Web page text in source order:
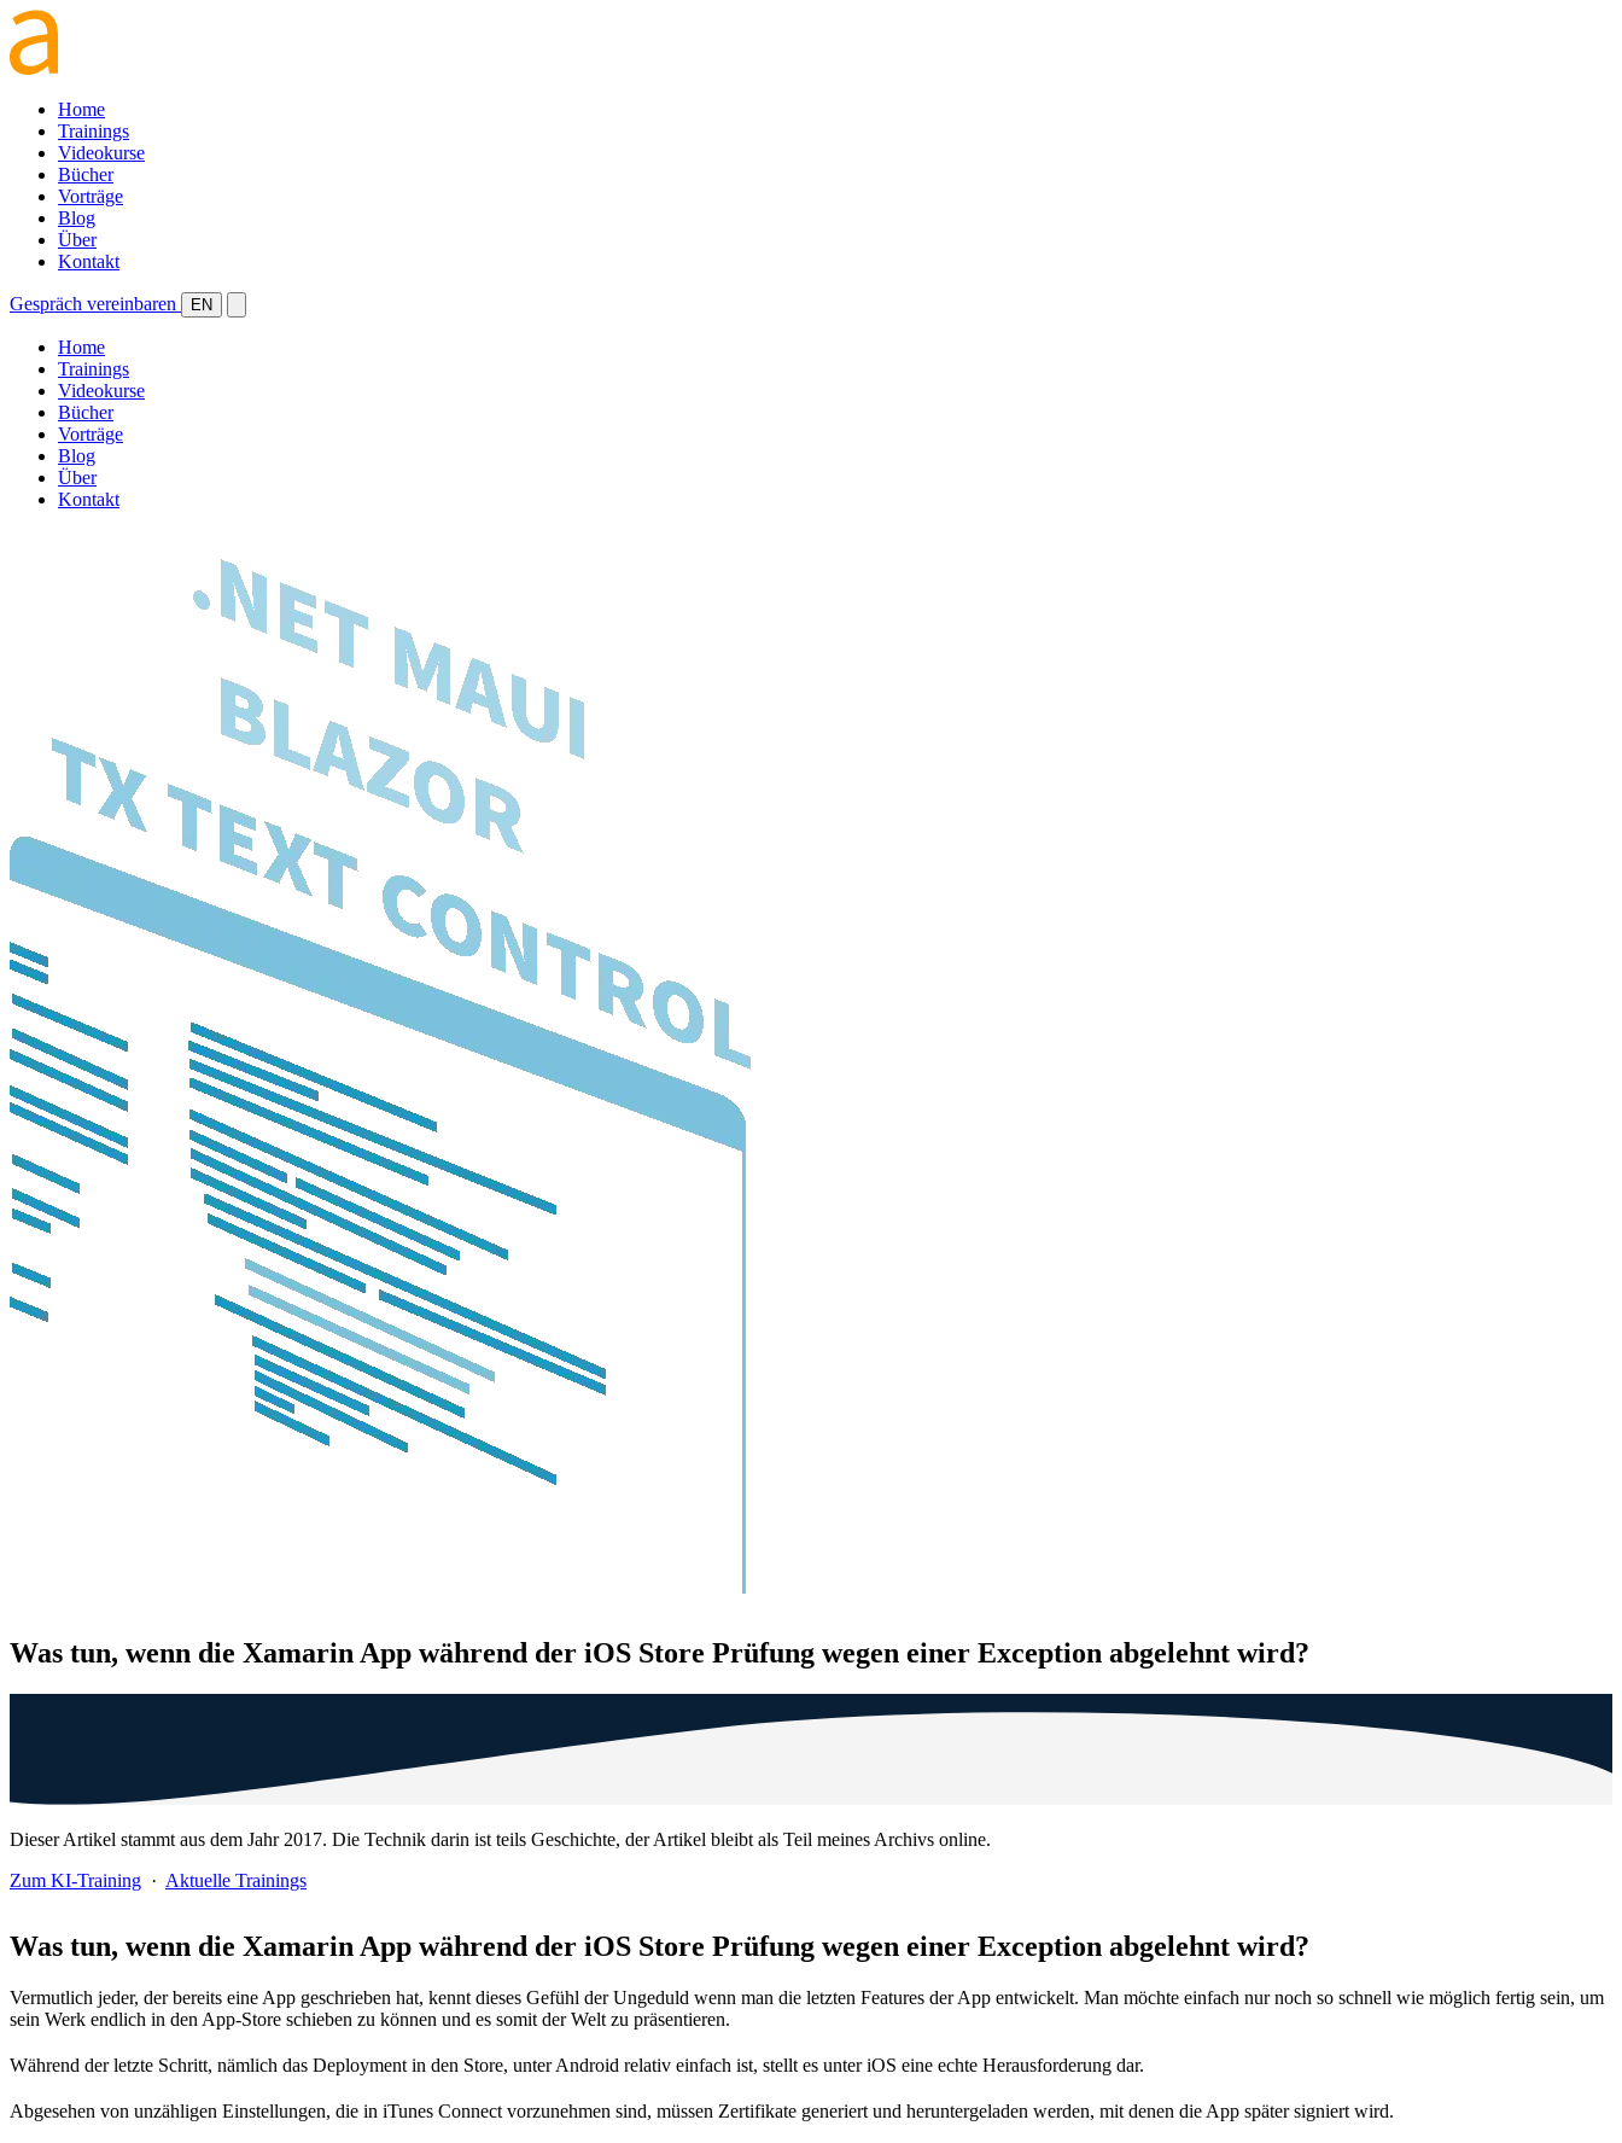
Home
Trainings
Videokurse
Bücher
Vorträge
Blog
Über
Kontakt
Gespräch vereinbaren EN
Home
Trainings
Videokurse
Bücher
Vorträge
Blog
Über
Kontakt
Was tun, wenn die Xamarin App während der iOS Store Prüfung wegen einer Exception abgelehnt wird?
Dieser Artikel stammt aus dem Jahr 2017. Die Technik darin ist teils Geschichte, der Artikel bleibt als Teil meines Archivs online.
Zum KI-Training · Aktuelle Trainings
Was tun, wenn die Xamarin App während der iOS Store Prüfung wegen einer Exception abgelehnt wird?
Vermutlich jeder, der bereits eine App geschrieben hat, kennt dieses Gefühl der Ungeduld wenn man die letzten Features der App entwickelt. Man möchte einfach nur noch so schnell wie möglich fertig sein, um
sein Werk endlich in den App-Store schieben zu können und es somit der Welt zu präsentieren.
Während der letzte Schritt, nämlich das Deployment in den Store, unter Android relativ einfach ist, stellt es unter iOS eine echte Herausforderung dar.
Abgesehen von unzähligen Einstellungen, die in iTunes Connect vorzunehmen sind, müssen Zertifikate generiert und heruntergeladen werden, mit denen die App später signiert wird.